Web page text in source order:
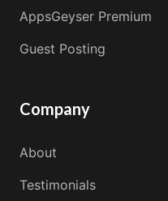
AppsGeyser Premium
Guest Posting
Company
About
Testimonials